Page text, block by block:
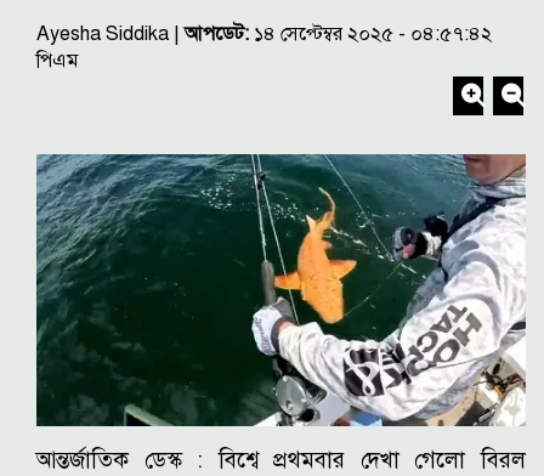
Ayesha Siddika |আপডেট: ১৪ সেপ্টেম্বর ২০২৫ - ০৪:৫৭:৪২
পিএম
আন্তর্জাতিক ডেস্ক :বিশ্বে প্রথমবার দেখা গেলো বিরল